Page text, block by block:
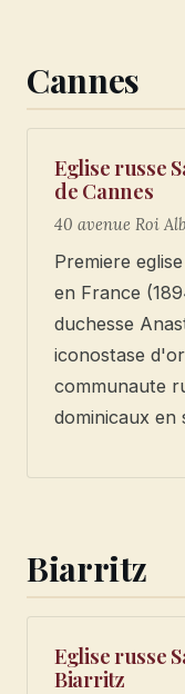
Cannes
Eglise russe
de Cannes
40 avenue Roi
Premiere
en France
duchesse
iconostase
communaute
dominicaux en
Biarritz
Eglise russe
Biarritz